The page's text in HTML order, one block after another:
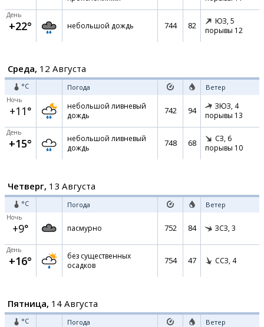
День
+22° небольшой дождь 744 82 ЮЗ, 5
порывы 12
Среда, 12 Августа
°C Погода Ветер
Ночь
+11°
небольшой ливневый
дождь
742 94 ЗЮЗ, 4
порывы 13
День
+15°
небольшой ливневый
дождь
748 68 СЗ, 6
порывы 10
Четверг, 13 Августа
°C Погода Ветер
Ночь
+9° пасмурно 752 84 ЗСЗ, 3
День
+16°
без существенных
осадков
754 47 ССЗ, 4
Пятница, 14 Августа
°C Погода Ветер